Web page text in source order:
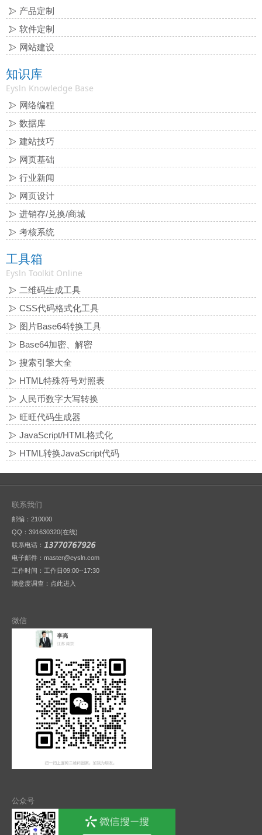
产品定制
软件定制
网站建设
知识库
Eysln Knowledge Base
网络编程
数据库
建站技巧
网页基础
行业新闻
网页设计
进销存/兑换/商城
考核系统
工具箱
Eysln Toolkit Online
二维码生成工具
CSS代码格式化工具
图片Base64转换工具
Base64加密、解密
搜索引擎大全
HTML特殊符号对照表
人民币数字大写转换
旺旺代码生成器
JavaScript/HTML格式化
HTML转换JavaScript代码
联系我们
邮编：210000
QQ： 391630320(在线)
联系电话：
电子邮件：master@eysln.com
工作时间：工作日09:00--17:30
满意度调查： 点此进入
微信
公众号